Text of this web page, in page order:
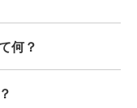
何？